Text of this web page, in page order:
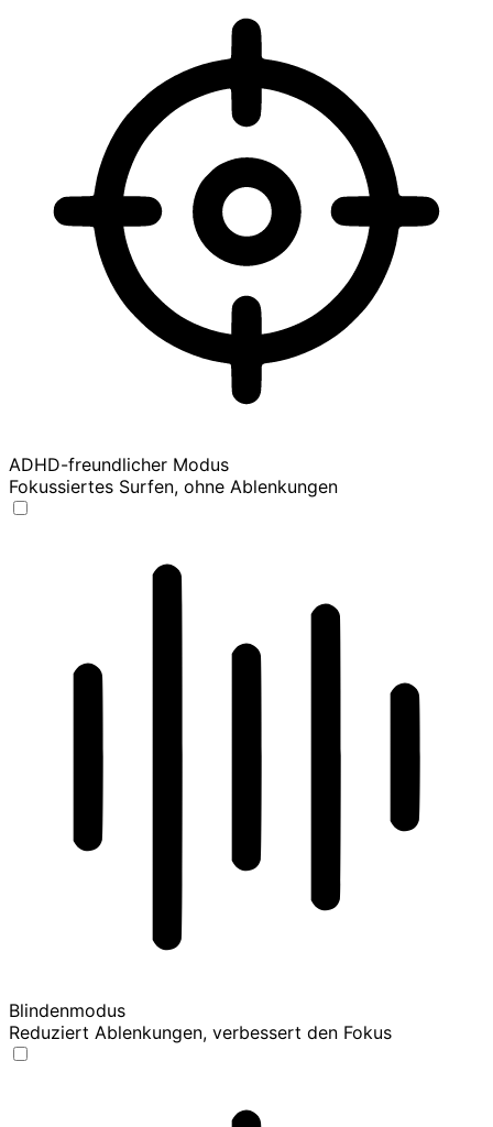
ADHD-freundlicher Modus
Fokussiertes Surfen, ohne Ablenkungen
Blindenmodus
Reduziert Ablenkungen, verbessert den Fokus